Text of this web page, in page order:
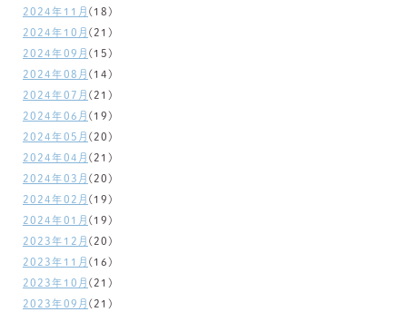
2024年11月 (18)
2024年10月 (21)
2024年09月 (15)
2024年08月 (14)
2024年07月 (21)
2024年06月 (19)
2024年05月 (20)
2024年04月 (21)
2024年03月 (20)
2024年02月 (19)
2024年01月 (19)
2023年12月 (20)
2023年11月 (16)
2023年10月 (21)
2023年09月 (21)